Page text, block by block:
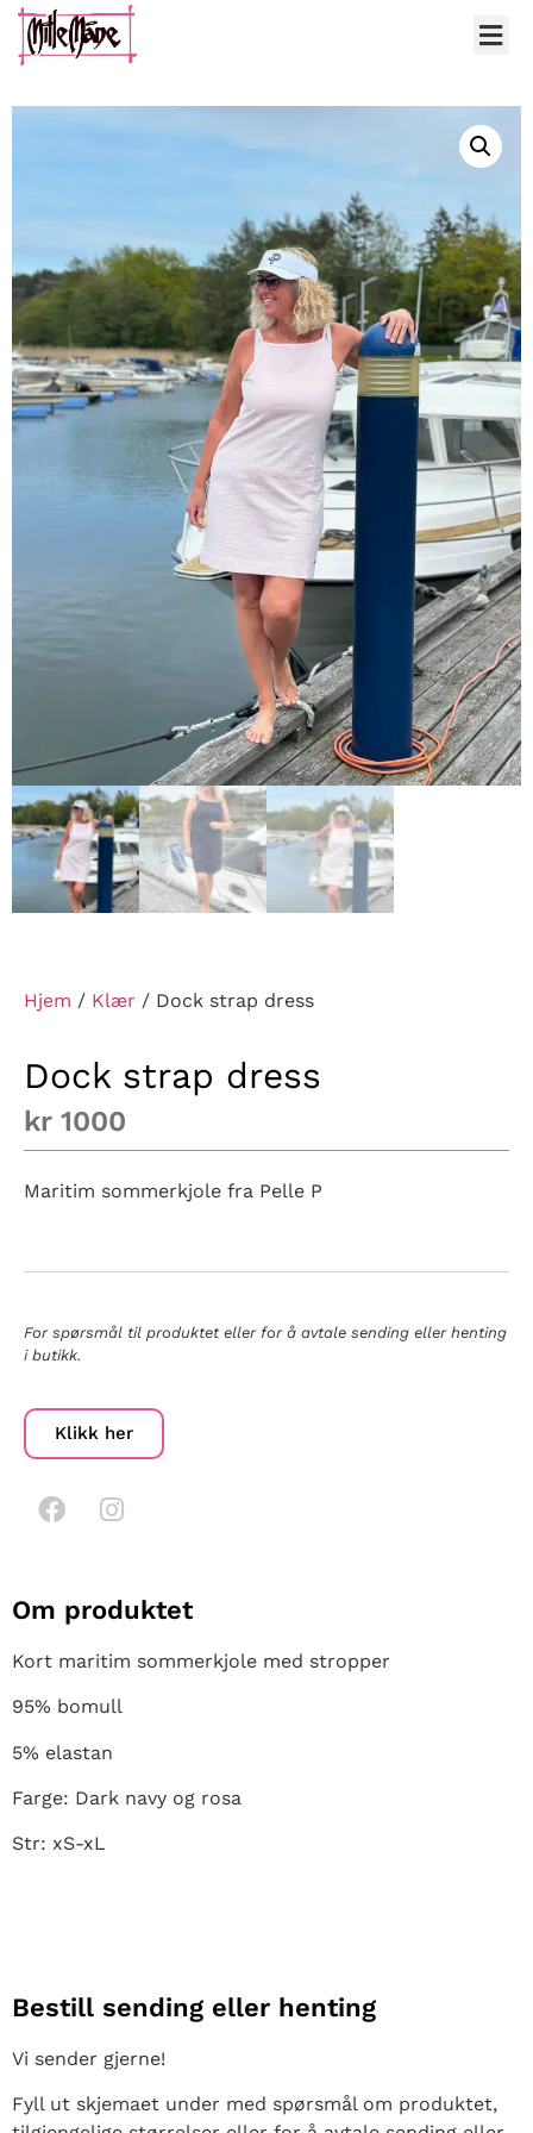
Hjem / Klær / Dock strap dress
Dock strap dress
kr 1000
Maritim sommerkjole fra Pelle P
For spørsmål til produktet eller for å avtale sending eller henting
i butikk.
Klikk her
Om produktet
Kort maritim sommerkjole med stropper
95% bomull
5% elastan
Farge: Dark navy og rosa
Str: xS-xL
Bestill sending eller henting
Vi sender gjerne!
Fyll ut skjemaet under med spørsmål om produktet,